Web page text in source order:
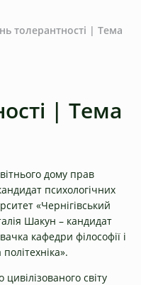
толерантності | Тема
| Тема
дому прав
психологічних
«Чернігівський
Шакун – кандидат
кафедри філософії і
світу